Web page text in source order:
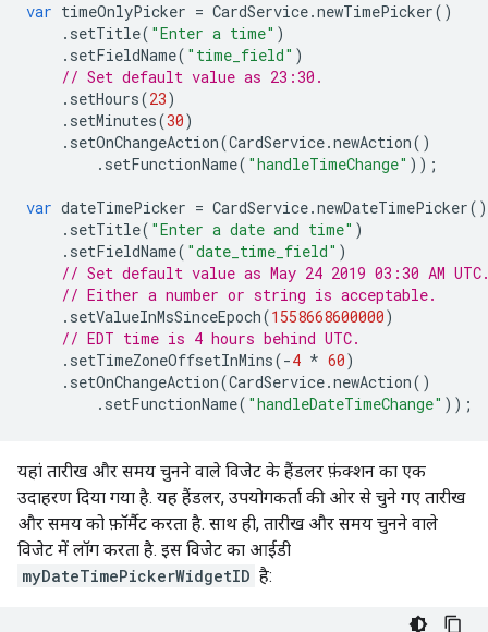
var timeOnlyPicker = CardService.newTimePicker()
. setTitle( "Enter a time" )
. setFieldName( "time_field" )
// Set default value as 23:30.
. setHours(23)
. setMinutes(30)
. setOnChangeAction(CardService.newAction()
. setFunctionName( "handleTimeChange" ));
var dateTimePicker = CardService.newDateTimePicker()
. setTitle( "Enter a date and time" )
. setFieldName( "date_time_field" )
// Set default value as May 24 2019 03:30 AM
// Either a number or string is acceptable.
. setValueInMsSinceEpoch(1558668600000)
// EDT time is 4 hours behind UTC.
. setTimeZoneOffsetInMins(-4 * 60)
. setOnChangeAction(CardService.newAction()
. setFunctionName( "handleDateTimeChange" ));
यहां तारीख और समय चुनने वाले विजेट के हैंडलर फ़ंक्शन का एक
उदाहरण दिया गया है. यह हैंडलर, उपयोगकर्ता की ओर से चुने गए तारीख
और समय को फ़ॉर्मैट करता है. साथ ही, तारीख और समय चुनने वाले
विजेट में लॉग करता है. इस विजेट का आईडी
myDateTimePickerWidgetID है: